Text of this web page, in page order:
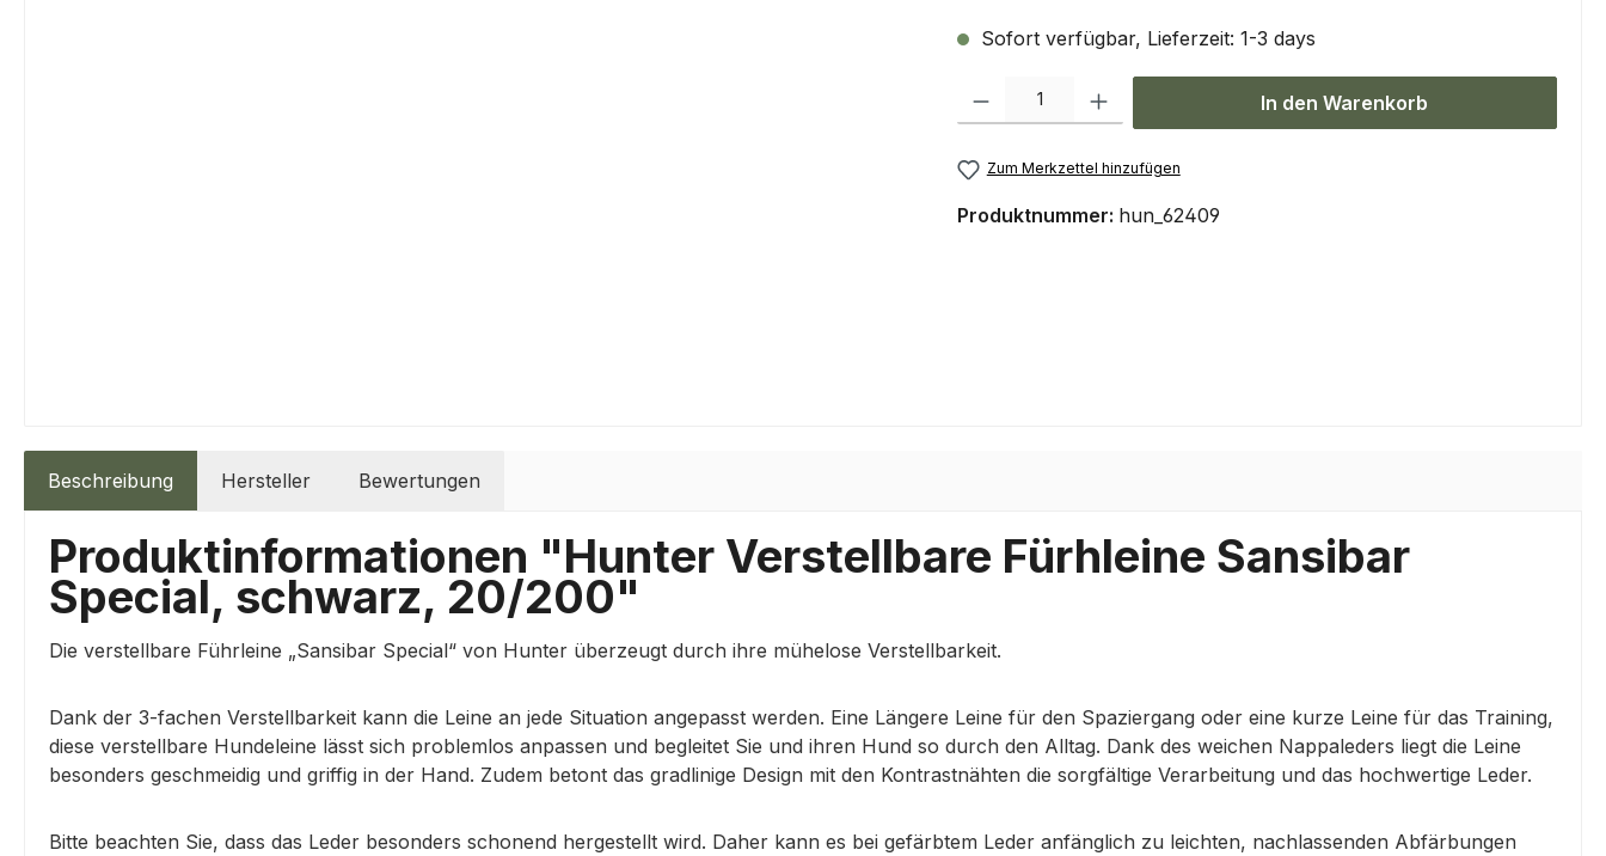
Sofort verfügbar, Lieferzeit: 1-3 days
Produkt Anzahl: Gib den gewünschten Wert ein oder benutze die Schaltflächen
In den Warenkorb
Zum Merkzettel hinzufügen
Produktnummer: hun_62409
Beschreibung Hersteller Bewertungen
Produktinformationen "Hunter Verstellbare Fürhleine Sansibar
Special, schwarz, 20/200"
Die verstellbare Führleine „Sansibar Special“ von Hunter überzeugt durch ihre mühelose Verstellbarkeit.
Dank der 3-fachen Verstellbarkeit kann die Leine an jede Situation angepasst werden. Eine Längere Leine für den Spaziergang oder eine kurze Leine für das Training,
diese verstellbare Hundeleine lässt sich problemlos anpassen und begleitet Sie und ihren Hund so durch den Alltag. Dank des weichen Nappaleders liegt die Leine
besonders geschmeidig und griffig in der Hand. Zudem betont das gradlinige Design mit den Kontrastnähten die sorgfältige Verarbeitung und das hochwertige Leder.
Bitte beachten Sie, dass das Leder besonders schonend hergestellt wird. Daher kann es bei gefärbtem Leder anfänglich zu leichten, nachlassenden Abfärbungen